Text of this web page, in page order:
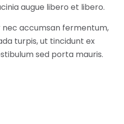
augue libero et libero.
nec accumsan fermentum,
turpis, ut tincidunt ex
sed porta mauris.